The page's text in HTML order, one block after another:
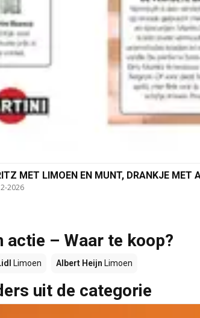
MET LIMOEN EN MUNT, DRANKJE MET
2026
actie – Waar te koop?
Limoen Albert Heijn Limoen
uit de categorie